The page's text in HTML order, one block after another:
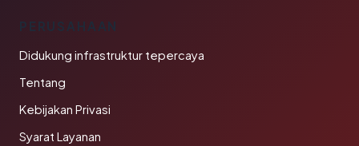
PERUSAHAAN
Didukung infrastruktur tepercaya
Tentang
Kebijakan Privasi
Syarat Layanan